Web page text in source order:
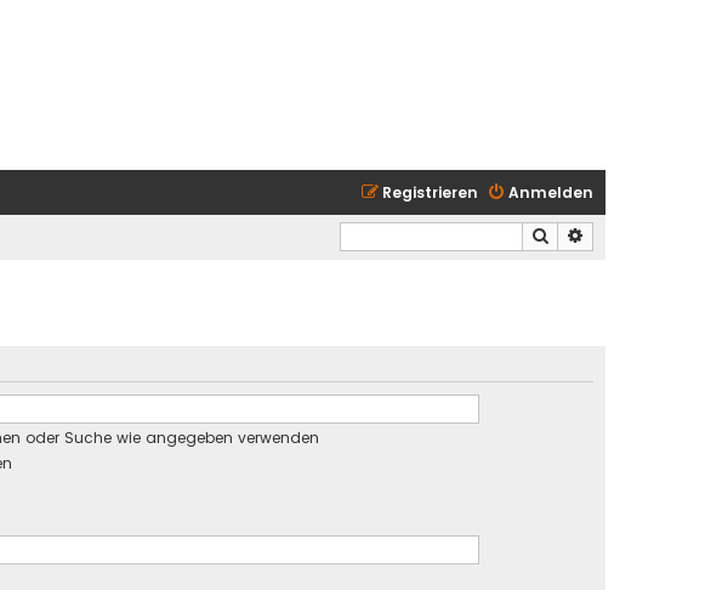
Anmelden
Registrieren
Suche
oder Suche wie angegeben verwenden